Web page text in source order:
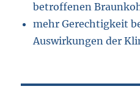
betroffenen
mehr Gerechtigkeit
Auswirkungen der